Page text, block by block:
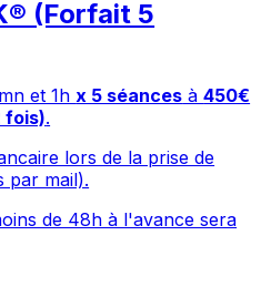
(Forfait 5
et 1hx 5 séances à450€
fois).
lors de la prise de
par mail).
de 48h à l'avance sera